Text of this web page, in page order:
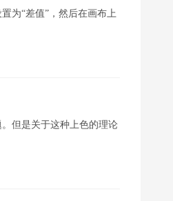
为“差值”，然后在画布上
但是关于这种上色的理论